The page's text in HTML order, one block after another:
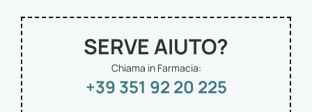
SERVE AIUTO?
Chiama in Farmacia:
+39 351 92 20 225